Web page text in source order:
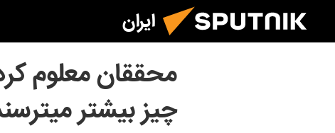
ایران
محققان معلوم
چيز بيشتر